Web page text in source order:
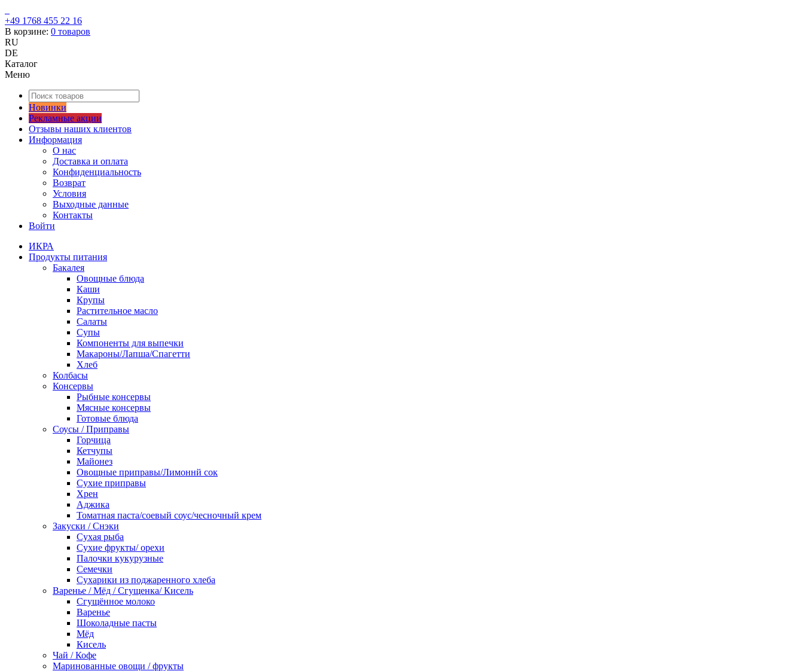
+49 1768 455 22 16
В корзине: 0 товаров
RU
DE
Каталог
Меню
Новинки
Рекламные акции
Отзывы наших клиентов
Информация
О нас
Доставка и оплата
Конфиденциальность
Возврат
Условия
Выходные данные
Контакты
Войти
ИКРА
Продукты питания
Бакалея
Овощные блюда
Каши
Крупы
Растительное масло
Салаты
Супы
Компоненты для выпечки
Макароны/Лапша/Спагетти
Хлеб
Колбасы
Консервы
Рыбные консервы
Мясные консервы
Готовые блюда
Соусы / Приправы
Горчица
Кетчупы
Майонез
Овощные приправы/Лимоннй сок
Сухие приправы
Хрен
Аджика
Томатная паста/соевый соус/чесночный крем
Закуски / Снэки
Сухая рыба
Сухие фрукты/ орехи
Палочки кукурузные
Семечки
Сухарики из поджаренного хлеба
Варенье / Мёд / Сгущенка/ Кисель
Сгущённое молоко
Варенье
Шоколадные пасты
Мёд
Кисель
Чай / Кофе
Маринованные овощи / фрукты